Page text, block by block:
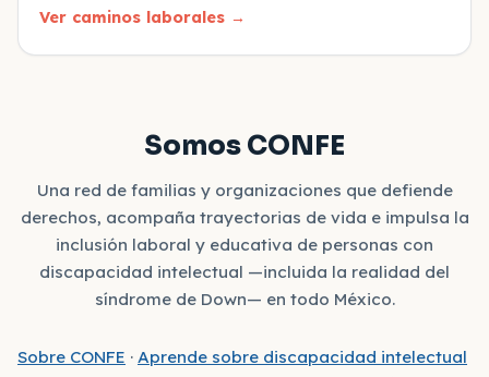
Ver caminos laborales →
Somos CONFE
Una red de familias y organizaciones que defiende
derechos, acompaña trayectorias de vida e impulsa la
inclusión laboral y educativa de personas con
discapacidad intelectual —incluida la realidad del
síndrome de Down— en todo México.
Sobre CONFE · Aprende sobre discapacidad intelectual